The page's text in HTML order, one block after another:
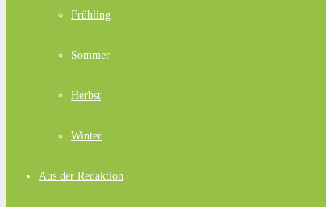
Frühling
Sommer
Herbst
Winter
Aus der Redaktion